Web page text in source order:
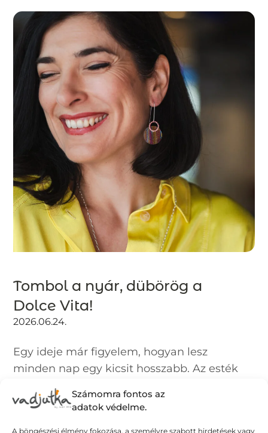
Számomra fontos az
adatok védelme.
A böngészési élmény fokozása, a személyre szabott hirdetések vagy
Tombol a nyár, dübörög a
Dolce Vita!
2026.06.24.
Egy ideje már figyelem, hogyan lesz
minden nap egy kicsit hosszabb. Az esték
fényben úsznak és rengeteg izgalmat
tartogatnak: muszáj kimozdulni, élvezni